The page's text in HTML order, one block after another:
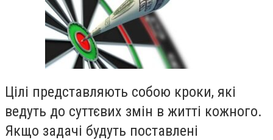
Цілі представляють собою кроки, які
ведуть до суттєвих змін в житті кожного.
Якщо задачі будуть поставлені